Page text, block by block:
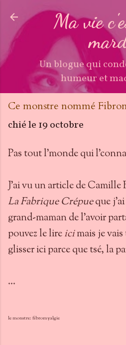
Accéder au
Ma vie
Un blogue qui
humeur et
Ce monstre nommé
chié le 19 octobre
Pas tout l'monde qui
J'ai vu un article de Camille
La Fabrique Crépueque j'ai
grand-maman de l'avoir
pouvez le lireicimais je
glisser ici parce que tsé, la
***
le monstre: fibromyalgie